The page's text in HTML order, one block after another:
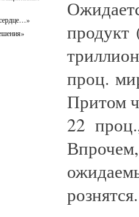
проц.
Притом
22
рознятся.